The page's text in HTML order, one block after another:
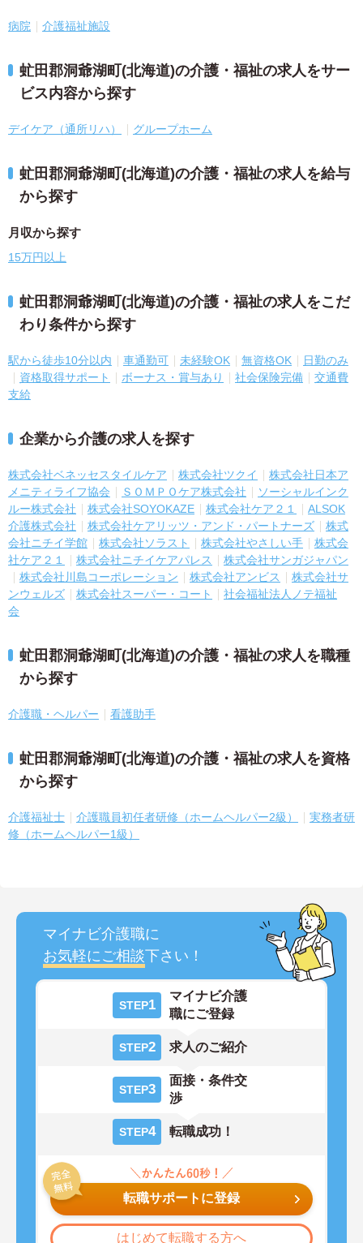
病院 介護福祉施設
虻田郡洞爺湖町(北海道)の介護・福祉の求人をサー
ビス内容から探す
デイケア（通所リハ） グループホーム
虻田郡洞爺湖町(北海道)の介護・福祉の求人を給与
から探す
月収から探す
15万円以上
虻田郡洞爺湖町(北海道)の介護・福祉の求人をこだ
わり条件から探す
駅から徒歩10分以内 車通勤可 未経験OK 無資格OK
日勤のみ
資格取得サポート
ボーナス・賞与あり 社会保険完備
交通費
支給
企業から介護の求人を探す
株式会社ベネッセスタイルケア 株式会社ツクイ
株式会社日本ア
メニティライフ協会
ＳＯＭＰＯケア株式会社
ソーシャルインク
ルー株式会社
株式会社SOYOKAZE 株式会社ケア２１
ALSOK
介護株式会社
株式会社ケアリッツ・アンド・パートナーズ
株式
会社ニチイ学館
株式会社ソラスト 株式会社やさしい手
株式会
社ケア２１
株式会社ニチイケアパレス
株式会社サンガジャパン
株式会社川島コーポレーション
株式会社アンビス
株式会社サ
ンウェルズ
株式会社スーパー・コート
社会福祉法人ノテ福祉
会
虻田郡洞爺湖町(北海道)の介護・福祉の求人を職種
から探す
介護職・ヘルパー 看護助手
虻田郡洞爺湖町(北海道)の介護・福祉の求人を資格
から探す
介護福祉士 介護職員初任者研修（ホームヘルパー2級）
実務者研
修（ホームヘルパー1級）
マイナビ介護職に
お気軽にご相談下さい！
STEP1
マイナビ介護
職にご登録
STEP2 求人のご紹介
STEP3
面接・条件交
渉
STEP4 転職成功！
転職サポートに登録
はじめて転職する方へ